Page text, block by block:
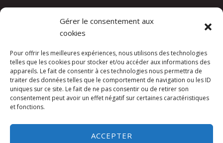
Gérer le consentement aux
cookies
Pour offrir les meilleures expériences, nous utilisons des technologies
telles que les cookies pour stocker et/ou accéder aux informations des
appareils. Le fait de consentir à ces technologies nous permettra de
traiter des données telles que le comportement de navigation ou les ID
uniques sur ce site. Le fait de ne pas consentir ou de retirer son
consentement peut avoir un effet négatif sur certaines caractéristiques
et fonctions.
ACCEPTER
Réseaux sociaux
Kuslac Invest SRL -Mentions légales
DIREXION Web Agency